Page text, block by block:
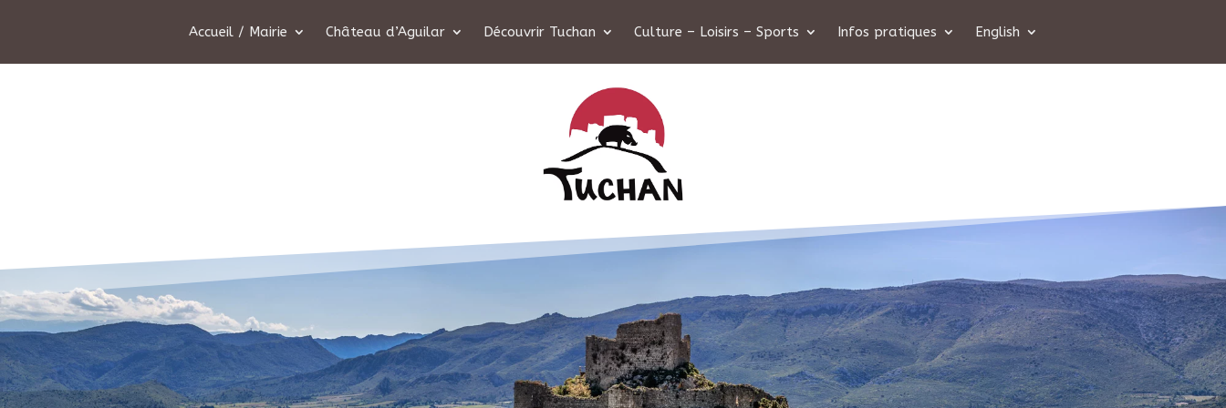
Accueil / Mairie Château d’Aguilar Découvrir Tuchan Culture – Loisirs – Sports Infos pratiques English